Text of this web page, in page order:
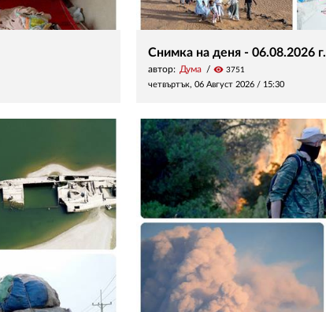
Снимка на деня - 06.08.2026 г.
автор: Дума visibility 3751
четвъртък, 06 Август 2026 / 15:30